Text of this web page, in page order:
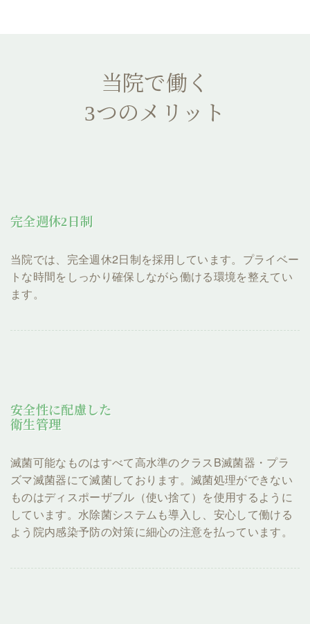
当院で働く
3つのメリット
完全週休2日制
当院では、完全週休2日制を採用しています。プライベー
トな時間をしっかり確保しながら働ける環境を整えてい
ます。
安全性に配慮した
衛生管理
滅菌可能なものはすべて高水準のクラスB滅菌器・プラ
ズマ滅菌器にて滅菌しております。滅菌処理ができない
ものはディスポーザブル（使い捨て）を使用するように
しています。水除菌システムも導入し、安心して働ける
よう院内感染予防の対策に細心の注意を払っています。